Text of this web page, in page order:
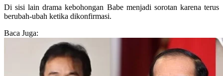
Di sisi lain drama kebohongan Babe menjadi sorotan karena terus
berubah-ubah ketika dikonfirmasi.
Baca Juga: